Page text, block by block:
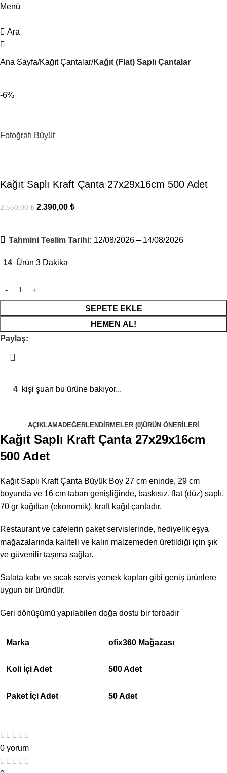
Menü
Ara
Ana Sayfa Kağıt Çantalar Kağıt (Flat) Saplı Çantalar
-6%
Fotoğrafı Büyüt
Kağıt Saplı Kraft Çanta 27x29x16cm 500 Adet
2.550,00₺ 2.390,00 ₺
Tahmini Teslim Tarihi: 12/08/2026 – 14/08/2026
14 Ürün 3 Dakika
SEPETE EKLE
HEMEN AL!
Paylaş:
4 kişi şuan bu ürüne bakıyor...
AÇIKLAMADEĞERLENDIRMELER (0)ÜRÜN ÖNERILERI
Kağıt Saplı Kraft Çanta 27x29x16cm
500 Adet
Kağıt Saplı Kraft Çanta Büyük Boy 27 cm eninde, 29 cm
boyunda ve 16 cm taban genişliğinde, baskısız, flat (düz) saplı,
70 gr kağıttan (ekonomik), kraft kağıt çantadır.
Restaurant ve cafelerin paket servislerinde, hediyelik eşya
mağazalarında kaliteli ve kalın malzemeden üretildiği için şık
ve güvenilir taşıma sağlar.
Salata kabı ve sıcak servis yemek kapları gibi geniş ürünlere
uygun bir üründür.
Geri dönüşümü yapılabilen doğa dostu bir torbadır
Marka ofix360 Mağazası
Koli İçi Adet 500 Adet
Paket İçi Adet 50 Adet
0 yorum